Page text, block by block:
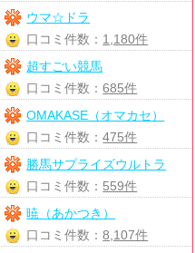
ウマ☆ドラ
口コミ件数： 1,180件
超すごい競馬
口コミ件数：685件
OMAKASE（オマカセ）
口コミ件数：475件
勝馬サプライズウルトラ
口コミ件数： 559件
暁（あかつき）
口コミ件数：8,107件